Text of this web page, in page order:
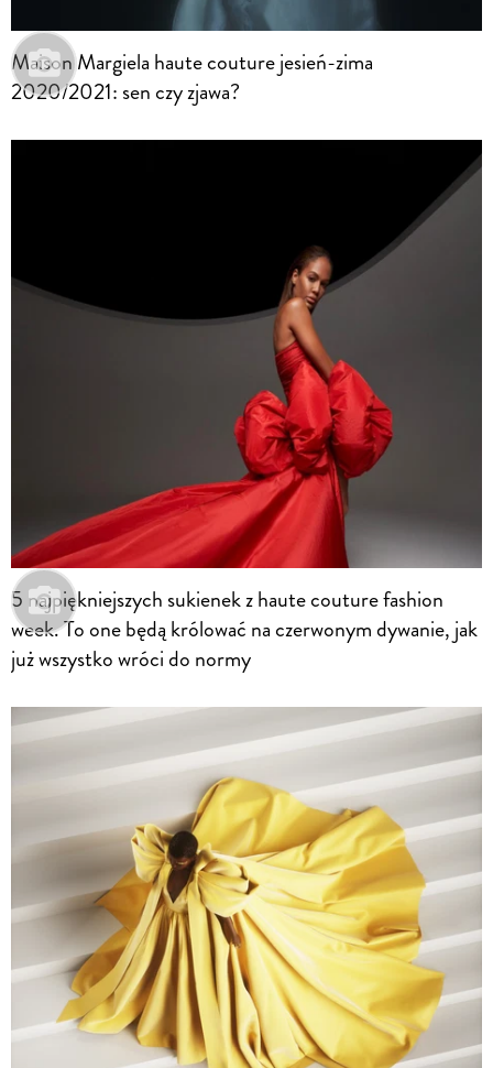
Maison Margiela haute couture jesień-zima
2020/2021: sen czy zjawa?
5 najpiękniejszych sukienek z haute couture fashion
week. To one będą królować na czerwonym dywanie, jak
już wszystko wróci do normy